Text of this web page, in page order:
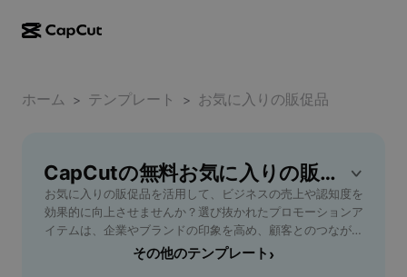
CapCutデスクトップ
CapCut Pad
CapCutモバイル
動画スタジオ
AI動画ジェネレーター
AI画像ジェネレーター
動画エディター＆ジェネレーター
画像エディター＆ジェネレーター
音声ジェネレーター＆エディター
ソーシャルメディアのテンプレート
その他
カレンダーのテンプレート
取り組み
アフィリエイト
パイオニアプログラム
ホーム > テンプレート > お気に入りの販促品
CapCutの無料お気に入りの販促品テンプレート
お気に入りの販促品を活用して、ビジネスの売上や認知度を
効果的に向上させませんか？選び抜かれたプロモーションア
イテムは、企業やブランドの印象を高め、顧客とのつながり
を強化します。ターゲットに合わせた高品質なノベルティや
その他のテンプレート ›